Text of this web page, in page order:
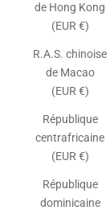
de Hong Kong
(EUR €)
R.A.S. chinoise
de Macao
(EUR €)
République
centrafricaine
(EUR €)
République
dominicaine